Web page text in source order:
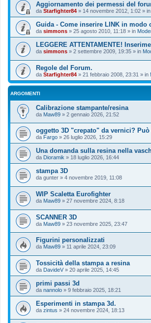
Aggiornamento dei permessi del
da Starfighter84 » 14 novembre 2012, 1:02 » in
Guida - Come inserire LINK in modo
da simmons » 25 agosto 2010, 11:18 » in
LEGGERE ATTENTAMENTE!
da simmons » 2 settembre 2009, 19:35 » in
Regole del Forum.
da Starfighter84 » 21 febbraio 2008, 23:31 » in
ARGOMENTI
Calibrazione stampante/resina
da Maw89 » 2 gennaio 2026, 21:52
oggetto 3D "crepato" da vernici? Può
da Fargo » 26 luglio 2026, 15:29
Una domanda sulla resina nella
da Dioramik » 18 luglio 2026, 16:44
stampa 3D
da gunter » 4 novembre 2019, 11:08
WIP Scaletta Eurofighter
da Maw89 » 27 novembre 2024, 8:18
SCANNER 3D
da Maw89 » 23 novembre 2025, 23:47
Figurini personalizzati
da Maw89 » 11 aprile 2024, 23:09
Tossicità della stampa a resina
da DavideV » 20 aprile 2025, 14:45
primi passi 3d
da nannolo » 9 febbraio 2025, 18:21
Esperimenti in stampa 3d.
da zintus » 24 novembre 2024, 18:13